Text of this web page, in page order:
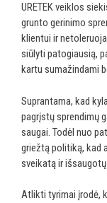
URETEK veiklos
grunto gerinimo
klientui ir
siūlyti patogiausią,
kartu sumažindami
Suprantama, kad
pagrįstų sprendimų
saugai. Todėl nuo
griežtą politiką, kad
sveikatą ir
Atlikti tyrimai įrodė,